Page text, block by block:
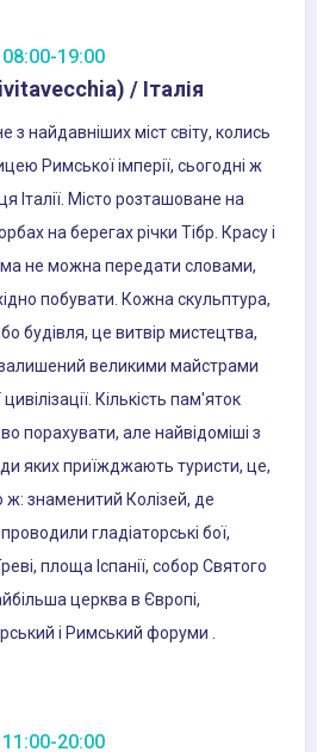
08:00-19:00
/ Італія
з найдавніших міст світу, колись
Римської імперії, сьогодні ж
Італії. Місто розташоване на
на берегах річки Тібр. Красу і
не можна передати словами,
побувати. Кожна скульптура,
будівля, це витвір мистецтва,
великими майстрами
Кількість пам'яток
порахувати, але найвідоміші з
яких приїжджають туристи, це,
ж: знаменитий Колізей, де
гладіаторські бої,
площа Іспанії, собор Святого
церква в Європі,
і Римський форуми .
11:00-20:00